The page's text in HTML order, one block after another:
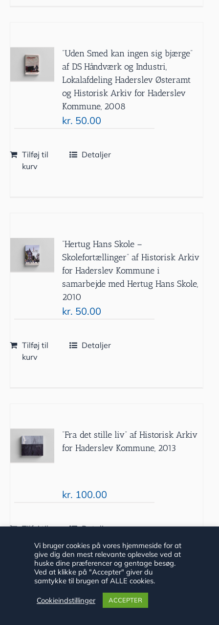
”Uden Smed kan ingen sig bjærge”
af DS Håndværk og Industri,
Lokalafdeling Haderslev Østeramt
og Historisk Arkiv for Haderslev
Kommune, 2008
kr. 50.00
Tilføj til
kurv
Detaljer
”Hertug Hans Skole –
Skolefortællinger” af Historisk Arkiv
for Haderslev Kommune i
samarbejde med Hertug Hans Skole,
2010
kr. 50.00
Tilføj til
kurv
Detaljer
”Fra det stille liv” af Historisk Arkiv
for Haderslev Kommune, 2013
kr. 100.00
Tilføj til
Detaljer
Vi bruger cookies på vores hjemmeside for at
give dig den mest relevante oplevelse ved at
huske dine præferencer og gentage besøg.
Ved at klikke på "Accepter" giver du
samtykke til brugen af ALLE cookies.
Cookieindstillinger ACCEPTER